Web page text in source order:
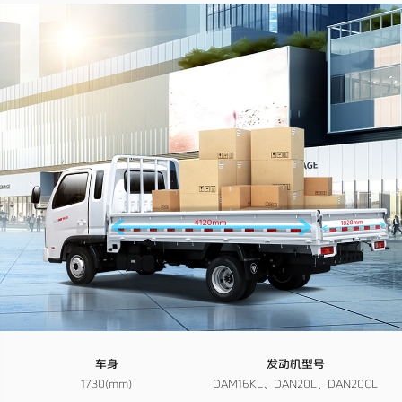
车身
1730(mm)
发动机型号
DAM16KL、DAN20L、DAN20CL